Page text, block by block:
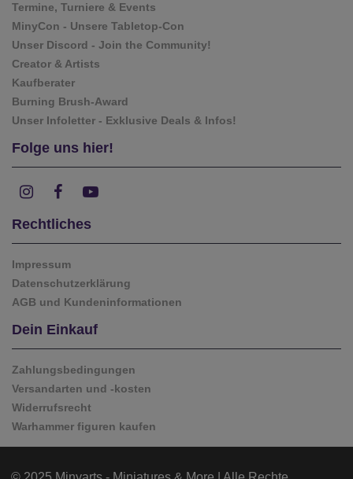
Termine, Turniere & Events
MinyCon - Unsere Tabletop-Con
Unser Discord - Join the Community!
Creator & Artists
Kaufberater
Burning Brush-Award
Unser Infoletter - Exklusive Deals & Infos!
Folge uns hier!
Rechtliches
Impressum
Datenschutzerklärung
AGB und Kundeninformationen
Dein Einkauf
Zahlungsbedingungen
Versandarten und -kosten
Widerrufsrecht
Warhammer figuren kaufen